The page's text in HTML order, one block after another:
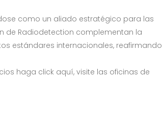
como un aliado estratégico para las
de Radiodetection complementan la
estándares internacionales, reafirmando
haga click aquí, visite las oficinas de